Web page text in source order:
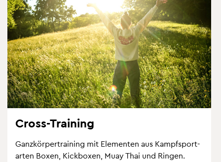
Cross-Trai­ning
Ganz­kör­per­trai­ning mit Ele­men­ten aus Kampf­sport­
ar­ten Boxen, Kick­bo­xen, Muay Thai und Rin­gen.